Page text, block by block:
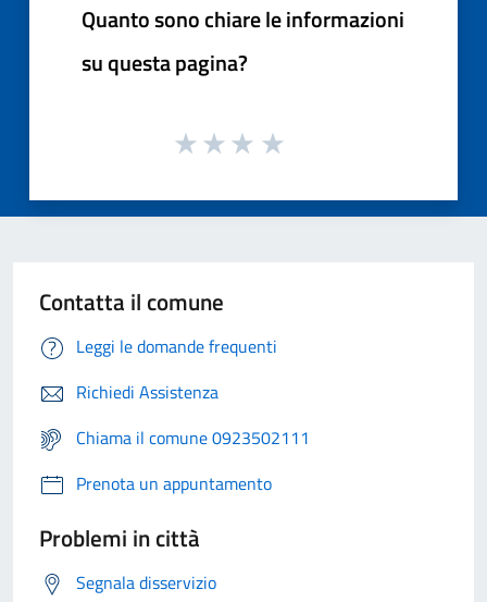
Quanto sono chiare le informazioni
su questa pagina?
Contatta il comune
Leggi le domande frequenti
Richiedi Assistenza
Chiama il comune 0923502111
Prenota un appuntamento
Problemi in città
Segnala disservizio